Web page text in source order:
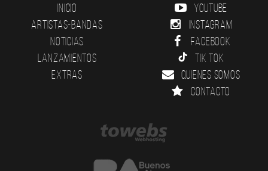
Inicio
Artistas-Bandas
Noticias
Lanzamientos
Extras
YouTube
Instagram
Facebook
Tik Tok
Quienes somos
Contacto